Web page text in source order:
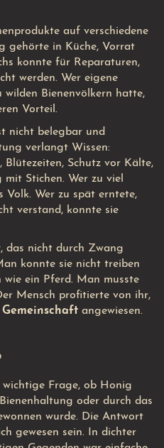
auf verschiedene
gehörte in Küche, Vorrat
konnte für Reparaturen,
werden. Wer eigene
Bienenvölkern hatte,
Vorteil.
nicht belegbar und
verlangt Wissen:
Blütezeiten, Schutz vor Kälte,
Stichen. Wer zu viel
Volk. Wer zu spät erntete,
verstand, konnte sie
das nicht durch Zwang
konnte sie nicht treiben
ein Pferd. Man musste
Mensch profitierte von ihr,
angewiesen.
Frage, ob Honig
oder durch das
wurde. Die Antwort
gewesen sein. In dichter